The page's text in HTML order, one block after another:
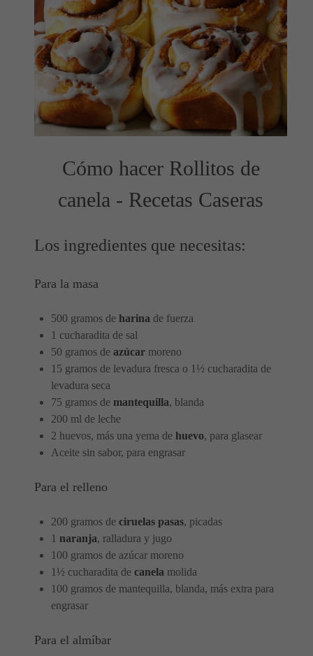
Cómo hacer Rollitos de
canela - Recetas Caseras
Los ingredientes que necesitas:
Para la masa
500 gramos de harina de fuerza
1 cucharadita de sal
50 gramos de azúcar moreno
15 gramos de levadura fresca o 1½ cucharadita de
levadura seca
75 gramos de mantequilla, blanda
200 ml de leche
2 huevos, más una yema de huevo, para glasear
Aceite sin sabor, para engrasar
Para el relleno
200 gramos de ciruelas pasas, picadas
1 naranja, ralladura y jugo
100 gramos de azúcar moreno
1½ cucharadita de canela molida
100 gramos de mantequilla, blanda, más extra para
engrasar
Para el almíbar